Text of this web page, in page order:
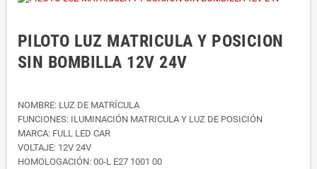
PILOTO LUZ MATRICULA Y POSICION
SIN BOMBILLA 12V 24V
NOMBRE: LUZ DE MATRÍCULA
FUNCIONES: ILUMINACIÓN MATRICULA Y LUZ DE POSICIÓN
MARCA: FULL LED CAR
VOLTAJE: 12V 24V
HOMOLOGACIÓN: 00-L E27 1001 00